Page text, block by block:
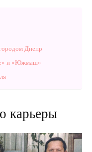
Днепр
и «Южмаш»
карьеры